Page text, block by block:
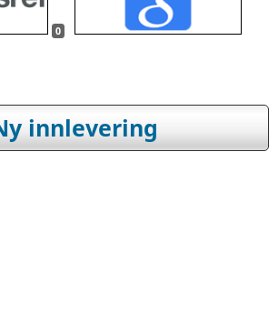
0
innlevering